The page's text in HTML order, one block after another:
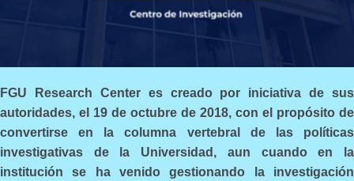
FGU Research Center es creado por iniciativa de sus
autoridades, el 19 de octubre de 2018, con el propósito de
convertirse en la columna vertebral de las políticas
investigativas de la Universidad, aun cuando en la
institución se ha venido gestionando la investigación